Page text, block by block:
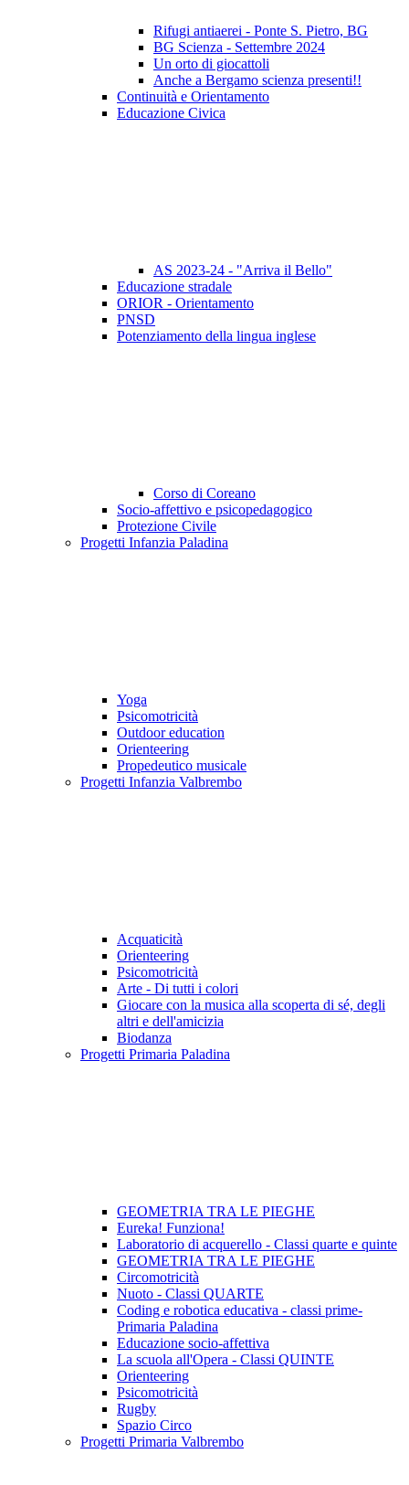
Rifugi antiaerei - Ponte S. Pietro, BG
BG Scienza - Settembre 2024
Un orto di giocattoli
Anche a Bergamo scienza presenti!!
Continuità e Orientamento
Educazione Civica
AS 2023-24 - "Arriva il Bello"
Educazione stradale
ORIOR - Orientamento
PNSD
Potenziamento della lingua inglese
Corso di Coreano
Socio-affettivo e psicopedagogico
Protezione Civile
Progetti Infanzia Paladina
Yoga
Psicomotricità
Outdoor education
Orienteering
Propedeutico musicale
Progetti Infanzia Valbrembo
Acquaticità
Orienteering
Psicomotricità
Arte - Di tutti i colori
Giocare con la musica alla scoperta di sé, degli
altri e dell'amicizia
Biodanza
Progetti Primaria Paladina
GEOMETRIA TRA LE PIEGHE
Eureka! Funziona!
Laboratorio di acquerello - Classi quarte e quinte
GEOMETRIA TRA LE PIEGHE
Circomotricità
Nuoto - Classi QUARTE
Coding e robotica educativa - classi prime-
Primaria Paladina
Educazione socio-affettiva
La scuola all'Opera - Classi QUINTE
Orienteering
Psicomotricità
Rugby
Spazio Circo
Progetti Primaria Valbrembo